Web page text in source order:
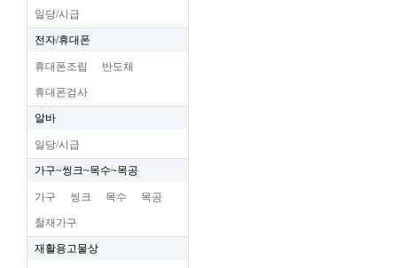
일당/시급
전자/휴대폰
휴대폰조립 반도체
휴대폰검사
알바
일당/시급
가구~씽크~목수~목공
가구 씽크 목수 목공
철재가구
재활용고물상